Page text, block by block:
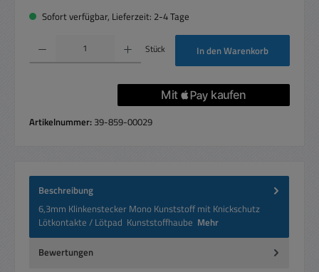
Sofort verfügbar, Lieferzeit: 2-4 Tage
Produkt Anzahl: Gib den gewünschten Wert ein oder benutze die Schaltflächen um
Stück In den Warenkorb
Artikelnummer: 39-859-00029
Beschreibung
6,3mm Klinkenstecker Mono Kunststoff mit Knickschutz
Lötkontakte / Lötpad Kunststoffhaube Mehr
Bewertungen